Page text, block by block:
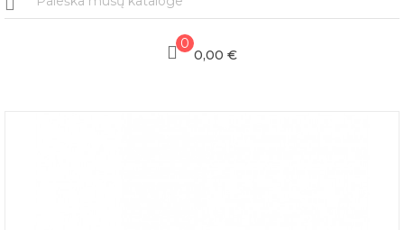
0
0,00 €